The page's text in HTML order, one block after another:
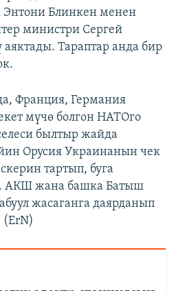
Блинкен менен
министри Сергей
Тараптар анда бир
Франция, Германия
мүчө болгон НАТОго
былтыр жайда
Орусия Украинанын чек
тартып, буга
АКШ жана башка Батыш
жасаганга даярданып
(ErN)